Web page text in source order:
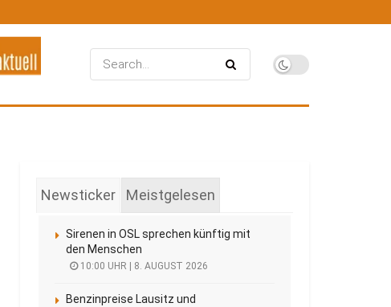
Newsticker Meistgelesen
Sirenen in OSL sprechen künftig mit
den Menschen
10:00 UHR | 8. AUGUST 2026
Benzinpreise Lausitz und